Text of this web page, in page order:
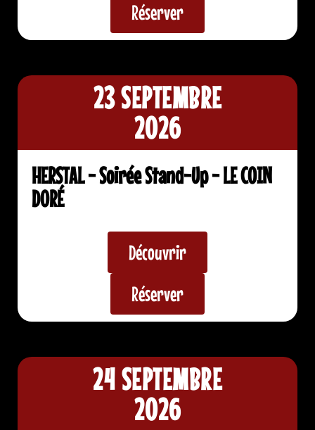
Réserver
23 SEPTEMBRE
2026
HERSTAL - Soirée Stand-Up - LE COIN
DORÉ
Découvrir
Réserver
24 SEPTEMBRE
2026